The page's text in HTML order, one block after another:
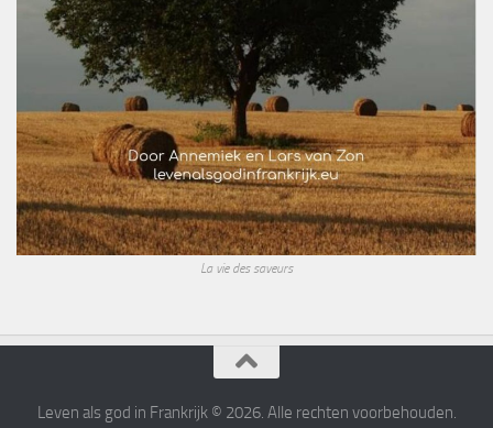
La vie des saveurs
Leven als god in Frankrijk © 2026. Alle rechten voorbehouden.